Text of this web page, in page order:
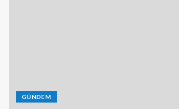
GÜNDEM